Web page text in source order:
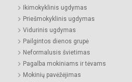
Ikimokyklinis ugdymas
Priešmokyklinis ugdymas
Vidurinis ugdymas
Pailgintos dienos grupė
Neformalusis švietimas
Pagalba mokiniams ir tėvams
Mokinių pavėžėjimas